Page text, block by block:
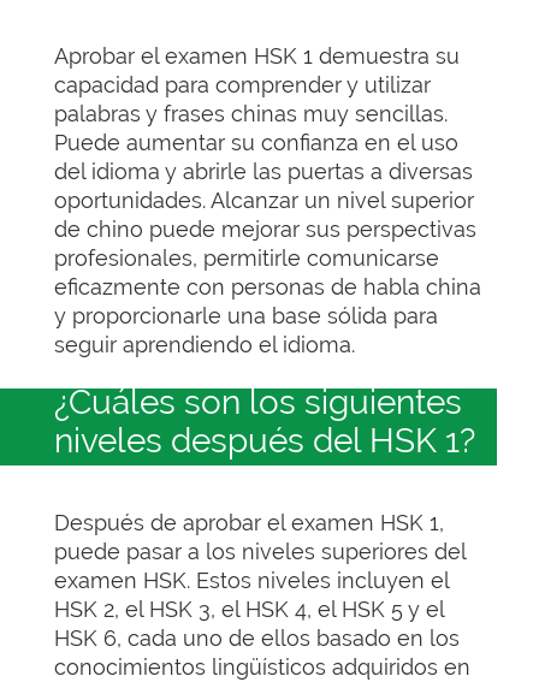
Aprobar el examen HSK 1 demuestra su
capacidad para comprender y utilizar
palabras y frases chinas muy sencillas.
Puede aumentar su confianza en el uso
del idioma y abrirle las puertas a diversas
oportunidades. Alcanzar un nivel superior
de chino puede mejorar sus perspectivas
profesionales, permitirle comunicarse
eficazmente con personas de habla china
y proporcionarle una base sólida para
seguir aprendiendo el idioma.
¿Cuáles son los siguientes
niveles después del HSK 1?
Después de aprobar el examen HSK 1,
puede pasar a los niveles superiores del
examen HSK. Estos niveles incluyen el
HSK 2, el HSK 3, el HSK 4, el HSK 5 y el
HSK 6, cada uno de ellos basado en los
conocimientos lingüísticos adquiridos en